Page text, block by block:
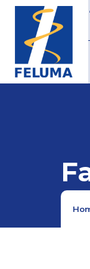
conteúdo
conteúdo